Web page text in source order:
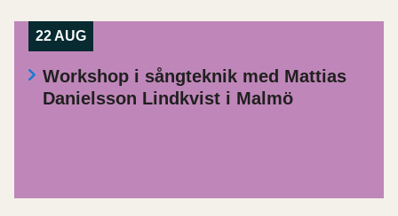
22 AUG
Workshop i sångteknik med Mattias
Danielsson Lindkvist i Malmö